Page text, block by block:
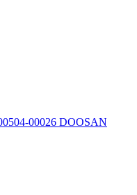
00026 DOOSAN